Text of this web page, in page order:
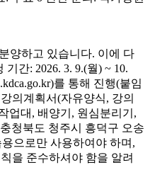
양하고 있습니다. 이에 다
간: 2026. 3. 9.(월) ~ 10.
를 통해 진행(붙임
의계획서(자유양식, 강의
업대, 배양기, 원심분리기,
청북도 청주시 흥덕구 오송
으로만 사용하여야 하며,
을 준수하셔야 함을 알려